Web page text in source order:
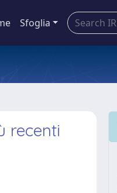
Sfoglia
recenti